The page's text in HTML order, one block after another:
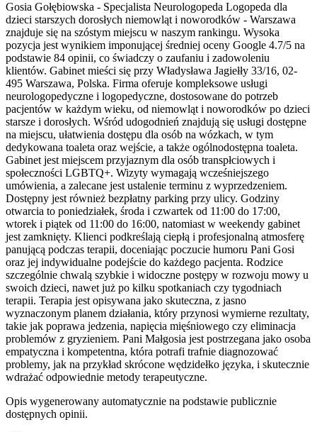
Gosia Gołębiowska - Specjalista Neurologopeda Logopeda dla
dzieci starszych dorosłych niemowląt i noworodków - Warszawa
znajduje się na szóstym miejscu w naszym rankingu. Wysoka
pozycja jest wynikiem imponującej średniej oceny Google 4.7/5 na
podstawie 84 opinii, co świadczy o zaufaniu i zadowoleniu
klientów. Gabinet mieści się przy Władysława Jagiełły 33/16, 02-
495 Warszawa, Polska. Firma oferuje kompleksowe usługi
neurologopedyczne i logopedyczne, dostosowane do potrzeb
pacjentów w każdym wieku, od niemowląt i noworodków po dzieci
starsze i dorosłych. Wśród udogodnień znajdują się usługi dostępne
na miejscu, ułatwienia dostępu dla osób na wózkach, w tym
dedykowana toaleta oraz wejście, a także ogólnodostępna toaleta.
Gabinet jest miejscem przyjaznym dla osób transpłciowych i
społeczności LGBTQ+. Wizyty wymagają wcześniejszego
umówienia, a zalecane jest ustalenie terminu z wyprzedzeniem.
Dostępny jest również bezpłatny parking przy ulicy. Godziny
otwarcia to poniedziałek, środa i czwartek od 11:00 do 17:00,
wtorek i piątek od 11:00 do 16:00, natomiast w weekendy gabinet
jest zamknięty. Klienci podkreślają ciepłą i profesjonalną atmosferę
panującą podczas terapii, doceniając poczucie humoru Pani Gosi
oraz jej indywidualne podejście do każdego pacjenta. Rodzice
szczególnie chwalą szybkie i widoczne postępy w rozwoju mowy u
swoich dzieci, nawet już po kilku spotkaniach czy tygodniach
terapii. Terapia jest opisywana jako skuteczna, z jasno
wyznaczonym planem działania, który przynosi wymierne rezultaty,
takie jak poprawa jedzenia, napięcia mięśniowego czy eliminacja
problemów z gryzieniem. Pani Małgosia jest postrzegana jako osoba
empatyczna i kompetentna, która potrafi trafnie diagnozować
problemy, jak na przykład skrócone wędzidełko języka, i skutecznie
wdrażać odpowiednie metody terapeutyczne.
Opis wygenerowany automatycznie na podstawie publicznie
dostępnych opinii.